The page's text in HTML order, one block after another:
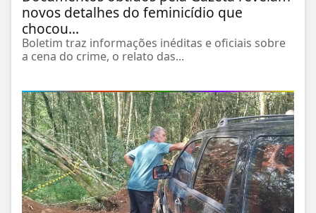
novos detalhes do feminicídio que
chocou...
Boletim traz informações inéditas e oficiais sobre
a cena do crime, o relato das...